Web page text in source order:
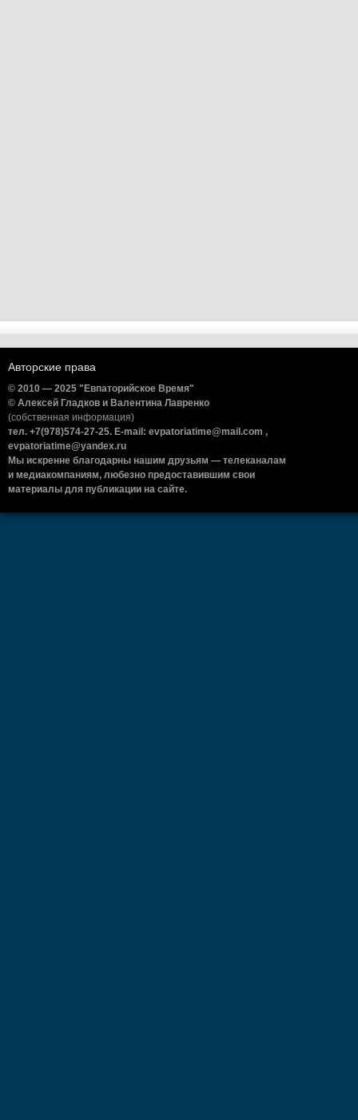
Авторские права
© 2010 — 2025 "Евпаторийское Время"
© Алексей Гладков и Валентина Лавренко
(собственная информация)
тел. +7(978)574-27-25. E-mail: evpatoriatime@mail.com ,
evpatoriatime@yandex.ru
Мы искренне благодарны нашим друзьям — телеканалам
и медиакомпаниям, любезно предоставившим свои
материалы для публикации на сайте.